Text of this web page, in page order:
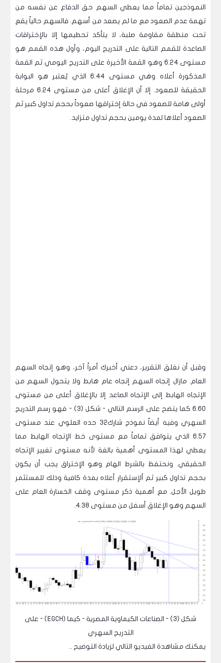
النموذجين تماماً مما يعطي السهم حق الدفاع عن نفسه من
تهمة عدم الصعود مع ما لم يصعد من أسهم. فالسهم حالياً يقع
تحت منطقة مقاومة صلبة، لا يتأكد تحطيمها إلا بالإختراقات
الصاعدة للقمم التالية على التدريج اليوم، وأول هذه القمم هو
مستوى 6.24 وهو القمة الأخيرة على التدريج اليومي ثم القمة
المذكورة أعلاه وهي مستوى 6.44 الذي يُعتبر هو البوابة
الحقيقة للصعود. إلا أن الإغلاق أعلى من مستوى 6.24 مرحلة
أولى هامة للصعود في حالة إختراقها صعوداً بحجم تداول كبير ثم
الصعود أعلاها لمدة يومين بحجم تداول متزايد.
وقبل أن نغلق التقرير، دعني أخبرك أمراً آخر، وهو إتجاه السهم
العام. مازال إتجاه السهم إتجاه عام هابط ولا يتحول السهم من
الإتجاه الهابط إلى الإتجاه الصاعد إلا بالإغلاق أعلى من مستوى
6.60 كما يتضح على الرسم التالي - شكل (3) - فهو رسم التدريج
السهري وفيه أيضاً نموذج شارك32 حده العلوي عند مستوى
6.57 الذي يتوافق تماماً مع مستوى خط الإتجاه الهابط مما
يعطي لهذا المستوى أهمية بالغة لأنه مستوى تغيير الإتجاه
الحقيقي. ونحتفظ بالشرط الهام وهو الإختراق يجب أن يكون
بحجم تداول كبير ثم ألإستقرار أعلاه بمدة كافية وذلك للمستثمر
طويل الأجل. مع أهمية ذكر مستوى وقف الخسارة العام على
السهم وهو الإغلاق أسفل من مستوى 4.38.
شكل (3) - الصناعات الكيماوية المصرية - كيما (EGCH) - على
التدريج السهري
يمكنك مشاهدة الفيديو التالي لزيادة التوضيح ..